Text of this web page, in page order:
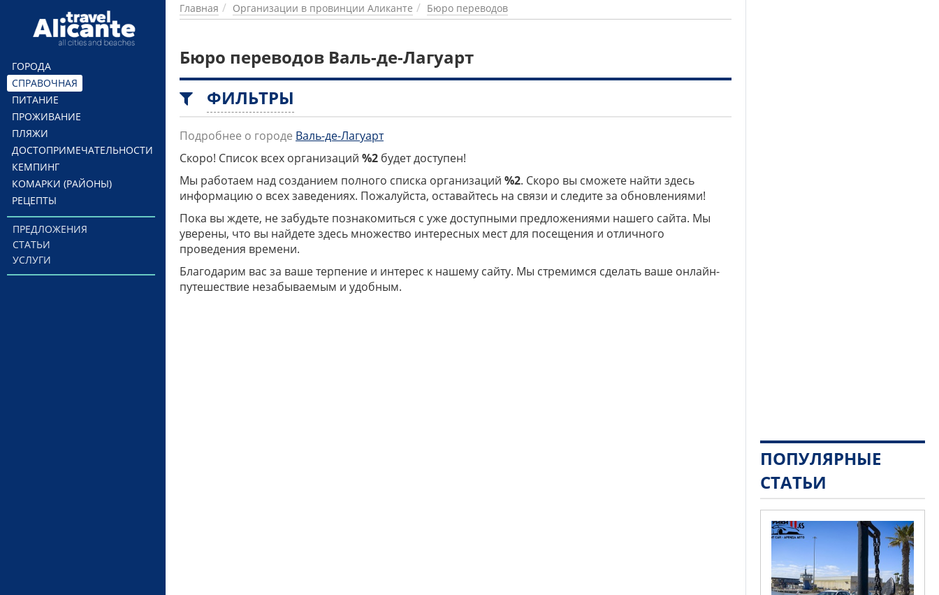
Перейти к основному содержанию
ГОРОДА
СПРАВОЧНАЯ
ПИТАНИЕ
ПРОЖИВАНИЕ
ПЛЯЖИ
ДОСТОПРИМЕЧАТЕЛЬНОСТИ
КЕМПИНГ
КОМАРКИ (РАЙОНЫ)
РЕЦЕПТЫ
ПРЕДЛОЖЕНИЯ
СТАТЬИ
УСЛУГИ
Главная Организации в провинции Аликанте Бюро переводов
Бюро переводов Валь-де-Лагуарт
ФИЛЬТРЫ
Подробнее о городе Валь-де-Лагуарт
Скоро! Список всех организаций %2 будет доступен!
Мы работаем над созданием полного списка организаций %2. Скоро вы сможете найти здесь
информацию о всех заведениях. Пожалуйста, оставайтесь на связи и следите за обновлениями!
Пока вы ждете, не забудьте познакомиться с уже доступными предложениями нашего сайта. Мы
уверены, что вы найдете здесь множество интересных мест для посещения и отличного
проведения времени.
Благодарим вас за ваше терпение и интерес к нашему сайту. Мы стремимся сделать ваше онлайн-
путешествие незабываемым и удобным.
ПОПУЛЯРНЫЕ
СТАТЬИ